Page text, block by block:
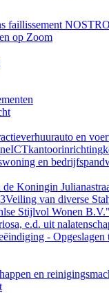
faillissement
op Zoom
auto en
ICTkantoorinrichting
woning en bedrijfspand
Koningin
3Veiling van diverse
Stijlvol Wonen
e.d. uit
- Opgeslagen
en